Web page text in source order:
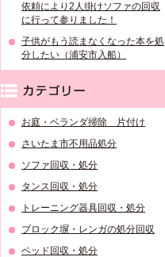
依頼により2人掛けソファの回収
に行って参りました！
子供がもう読まなくなった本を処
分したい（浦安市入船）
お庭・ベランダ掃除 片付け
さいたま市不用品処分
ソファ回収・処分
タンス回収・処分
トレーニング器具回収・処分
ブロック塀・レンガの処分回収
ベッド回収・処分